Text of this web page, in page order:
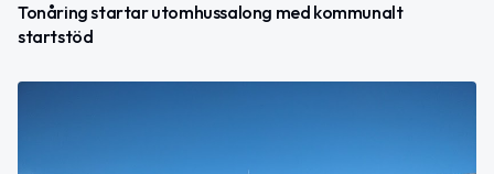
Tonåring startar utomhussalong med kommunalt
startstöd